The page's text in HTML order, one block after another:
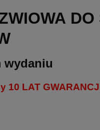
wydaniu
10 LAT